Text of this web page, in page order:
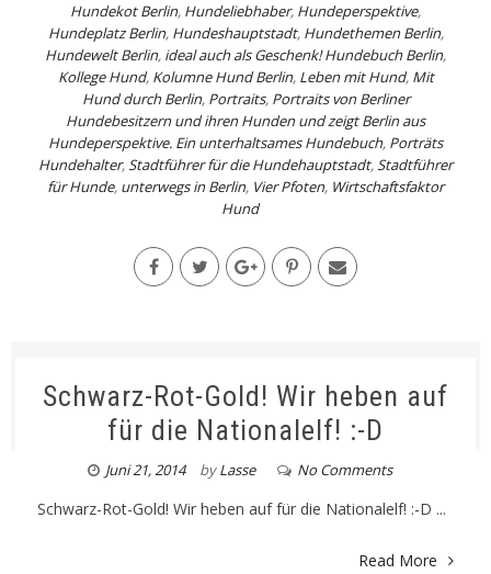
Hundekot Berlin, Hundeliebhaber, Hundeperspektive,
Hundeplatz Berlin, Hundeshauptstadt, Hundethemen Berlin,
Hundewelt Berlin, ideal auch als Geschenk! Hundebuch Berlin,
Kollege Hund, Kolumne Hund Berlin, Leben mit Hund, Mit
Hund durch Berlin, Portraits, Portraits von Berliner
Hundebesitzern und ihren Hunden und zeigt Berlin aus
Hundeperspektive. Ein unterhaltsames Hundebuch, Porträts
Hundehalter,Stadtführer für die Hundehauptstadt,Stadtführer
für Hunde, unterwegs in Berlin, Vier Pfoten, Wirtschaftsfaktor
Hund
Schwarz-Rot-Gold! Wir heben auf
für die Nationalelf! :-D
Juni 21, 2014 byLasse No Comments
Schwarz-Rot-Gold! Wir heben auf für die Nationalelf! :-D ...
Read More